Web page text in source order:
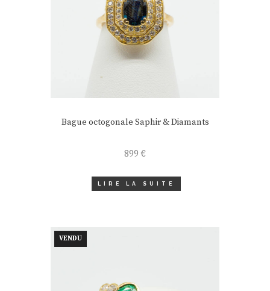
Bague octogonale Saphir & Diamants
899 €
LIRE LA SUITE
VENDU